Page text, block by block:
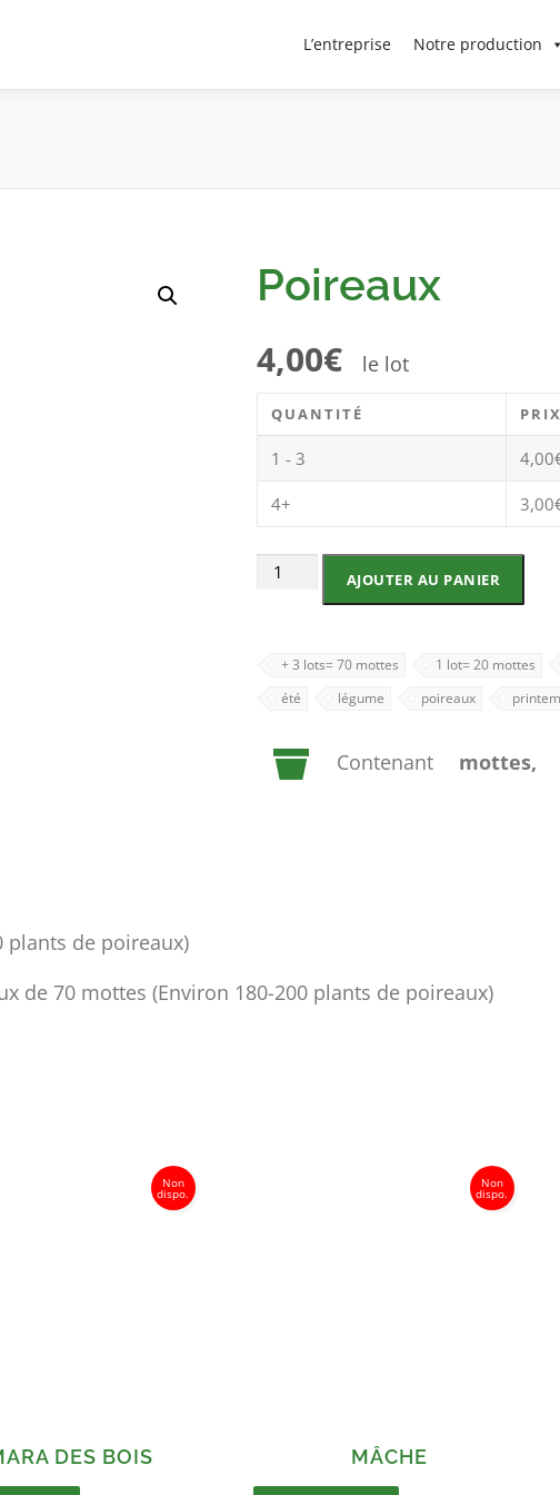
L’entreprise Notre production
Poireaux
4,00€ le lot
QUANTITÉ
1 - 3 4,00
4+ 3,00
quantité
AJOUTER AU PANIER
+ 3 lots= 70 mottes 1 lot= 20 mottes
été
légume poireaux
Contenant mottes,
plants de poireaux)
de 70 mottes (Environ 180-200 plants de poireaux)
DES BOIS MÂCHE